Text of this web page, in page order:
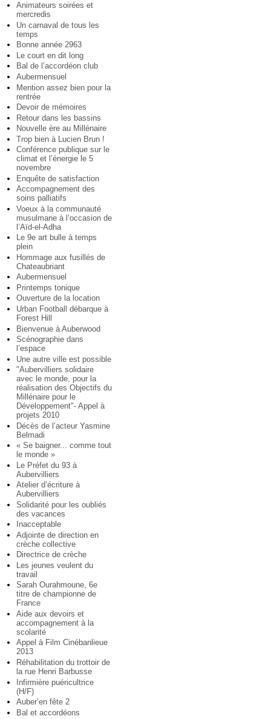
Animateurs soirées et
mercredis
Un carnaval de tous les
temps
Bonne année 2963
Le court en dit long
Bal de l’accordéon club
Aubermensuel
Mention assez bien pour la
rentrée
Devoir de mémoires
Retour dans les bassins
Nouvelle ère au Millénaire
Trop bien à Lucien Brun !
Conférence publique sur le
climat et l’énergie le 5
novembre
Enquête de satisfaction
Accompagnement des
soins palliatifs
Voeux à la communauté
musulmane à l’occasion de
l’Aïd-el-Adha
Le 9e art bulle à temps
plein
Hommage aux fusillés de
Chateaubriant
Aubermensuel
Printemps tonique
Ouverture de la location
Urban Football débarque à
Forest Hill
Bienvenue à Auberwood
Scénographie dans
l’espace
Une autre ville est possible
"Aubervilliers solidaire
avec le monde, pour la
réalisation des Objectifs du
Millénaire pour le
Développement"- Appel à
projets 2010
Décès de l’acteur Yasmine
Belmadi
« Se baigner... comme tout
le monde »
Le Préfet du 93 à
Aubervilliers
Atelier d’écriture à
Aubervilliers
Solidarité pour les oubliés
des vacances
Inacceptable
Adjointe de direction en
crèche collective
Directrice de crèche
Les jeunes veulent du
travail
Sarah Ourahmoune, 6e
titre de championne de
France
Aide aux devoirs et
accompagnement à la
scolarité
Appel à Film Cinébanlieue
2013
Réhabilitation du trottoir de
la rue Henri Barbusse
Infirmière puéricultrice
(H/F)
Auber’en fête 2
Bal et accordéons